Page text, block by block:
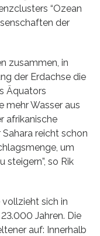
“Ozean
der
zusammen, in
der Erdachse die
Äquators
mehr Wasser aus
afrikanische
Sahara reicht schon
um
so Rik
sich in
Jahren. Die
auf: Innerhalb